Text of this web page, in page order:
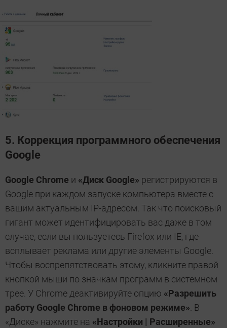
5. Коррекция программного обеспечения
Google
Google Chrome и «Диск Google» регистрируются в
Google при каждом запуске компьютера вместе с
вашим актуальным IP-адресом. Так что поисковый
гигант может идентифицировать вас даже в том
случае, если вы пользуетесь Firefox или IE, где
всплывает реклама или другие элементы Google.
Чтобы воспрепятствовать этому, кликните правой
кнопкой мыши по значкам программ в системном
трее. У Chrome деактивируйте опцию «Разрешить
работу Google Chrome в фоновом режиме». В
«Диске» нажмите на «Настройки | Расширенные»